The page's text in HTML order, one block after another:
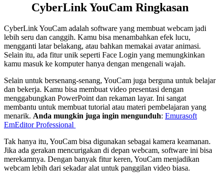
CyberLink YouCam Ringkasan
CyberLink YouCam adalah software yang membuat webcam jadi
lebih seru dan canggih. Kamu bisa menambahkan efek lucu,
mengganti latar belakang, atau bahkan memakai avatar animasi.
Selain itu, ada fitur unik seperti Face Login yang memungkinkan
kamu masuk ke komputer hanya dengan mengenali wajah.
Selain untuk bersenang-senang, YouCam juga berguna untuk belajar
dan bekerja. Kamu bisa membuat video presentasi dengan
menggabungkan PowerPoint dan rekaman layar. Ini sangat
membantu untuk membuat tutorial atau materi pembelajaran yang
menarik. Anda mungkin juga ingin mengunduh: Emurasoft
EmEditor Professional
Tak hanya itu, YouCam bisa digunakan sebagai kamera keamanan.
Jika ada gerakan mencurigakan di depan webcam, software ini bisa
merekamnya. Dengan banyak fitur keren, YouCam menjadikan
webcam lebih dari sekadar alat untuk panggilan video biasa.